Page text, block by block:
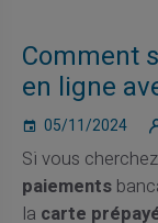
Comment
en ligne
05/11/2024
Si vous
paiements
la carte